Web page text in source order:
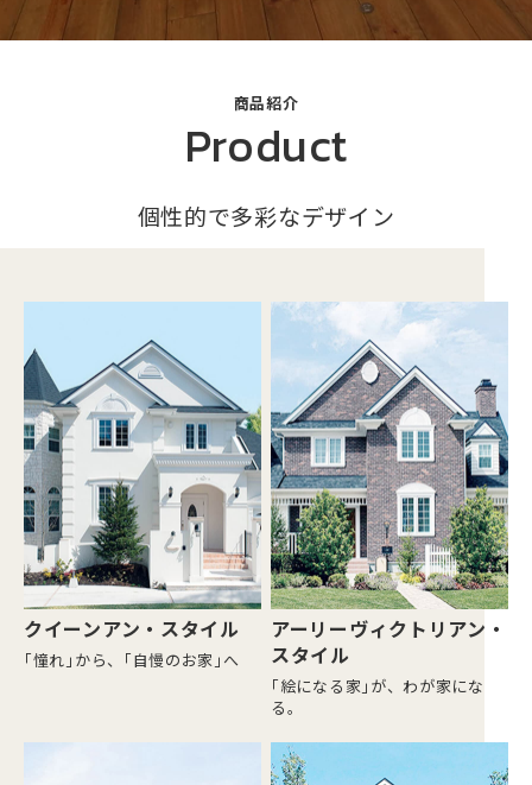
商品紹介
Product
個性的で多彩なデザイン
クイーンアン・スタイル
｢憧れ｣から、｢自慢のお家｣へ
アーリーヴィクトリアン・
スタイル
｢絵になる家｣が、わが家にな
る。